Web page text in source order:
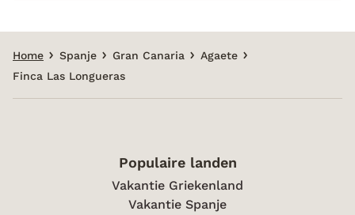
Home Spanje Gran Canaria
Agaete
Finca Las Longueras
Populaire landen
Vakantie Griekenland
Vakantie Spanje